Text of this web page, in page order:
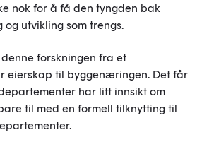
nok for å få den tyngden bak
utvikling som trengs.
forskningen fra et
eierskap til byggenæringen. Det får
har litt innsikt om
til med en formell tilknytting til